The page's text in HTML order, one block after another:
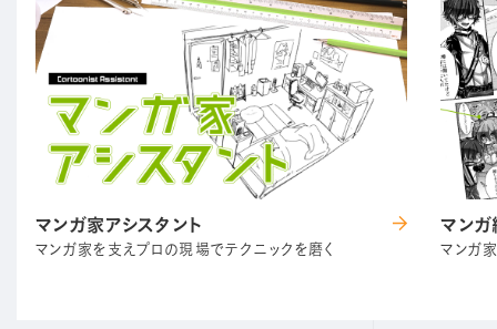
マンガ家アシスタント
マンガ家を支えプロの現場でテクニックを磨く
マン
マンガ